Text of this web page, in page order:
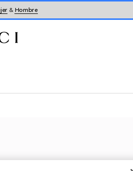
& Hombre